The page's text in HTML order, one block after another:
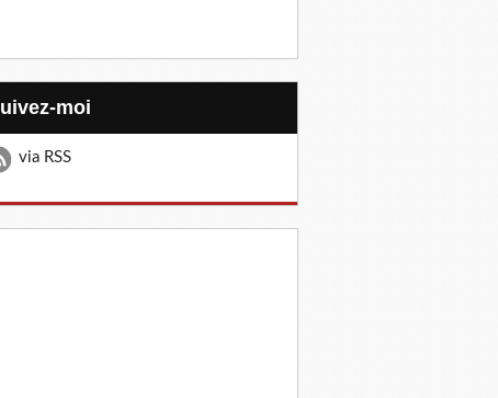
Suivez-moi
via RSS